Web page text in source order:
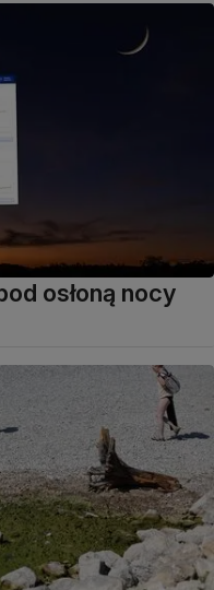
osłoną nocy